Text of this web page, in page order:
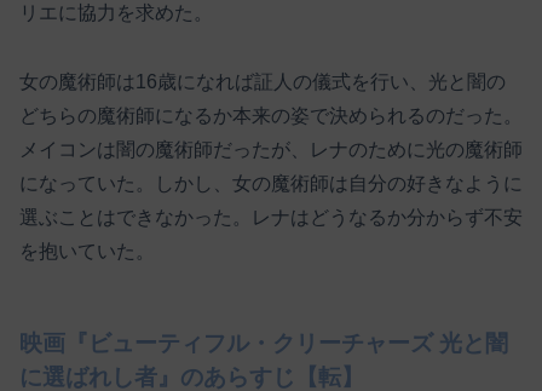
リエに協力を求めた。
女の魔術師は16歳になれば証人の儀式を行い、光と闇の
どちらの魔術師になるか本来の姿で決められるのだった。
メイコンは闇の魔術師だったが、レナのために光の魔術師
になっていた。しかし、女の魔術師は自分の好きなように
選ぶことはできなかった。レナはどうなるか分からず不安
を抱いていた。
映画『ビューティフル・クリーチャーズ 光と闇
に選ばれし者』のあらすじ【転】